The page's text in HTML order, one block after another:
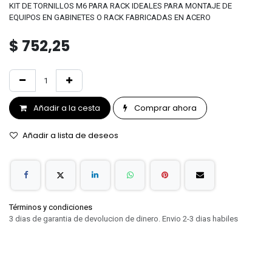
KIT DE TORNILLOS M6 PARA RACK IDEALES PARA MONTAJE DE
EQUIPOS EN GABINETES O RACK FABRICADAS EN ACERO
$ 752,25
Añadir a la cesta Comprar ahora
Añadir a lista de deseos
Términos y condiciones
3 dias de garantia de devolucion de dinero. Envio 2-3 dias habiles